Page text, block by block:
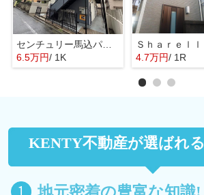
センチュリー馬込パートⅢ
6.5万円/ 1K
4.7万円/ 1R
KENTY不動産が選ばれる